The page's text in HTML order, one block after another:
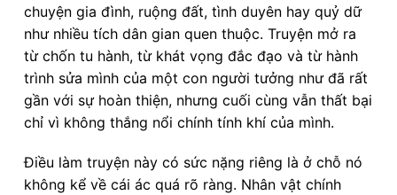
chuyện gia đình, ruộng đất, tình duyên hay quỷ dữ
như nhiều tích dân gian quen thuộc. Truyện mở ra
từ chốn tu hành, từ khát vọng đắc đạo và từ hành
trình sửa mình của một con người tưởng như đã rất
gần với sự hoàn thiện, nhưng cuối cùng vẫn thất bại
chỉ vì không thắng nổi chính tính khí của mình.
Điều làm truyện này có sức nặng riêng là ở chỗ nó
không kể về cái ác quá rõ ràng. Nhân vật chính